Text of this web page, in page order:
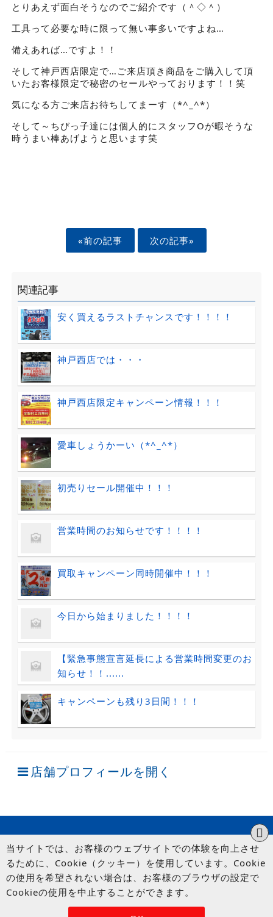
とりあえず面白そうなのでご紹介です（＾◇＾）
工具って必要な時に限って無い事多いですよね…
備えあれば…ですよ！！
そして神戸西店限定で…ご来店頂き商品をご購入して頂
いたお客様限定で秘密のセールやっております！！笑
気になる方ご来店お待ちしてまーす（*^_^*）
そして～ちびっ子達には個人的にスタッフOが暇そうな
時うまい棒あげようと思います笑
«前の記事 次の記事»
関連記事
安く買えるラストチャンスです！！！！
神戸西店では・・・
神戸西店限定キャンペーン情報！！！
愛車しょうかーい（*^_^*）
初売りセール開催中！！！
営業時間のお知らせです！！！！
買取キャンペーン同時開催中！！！
今日から始まりました！！！！
【緊急事態宣言延長による営業時間変更のお
知らせ！！......
キャンペーンも残り3日間！！！
店舗プロフィールを開く
© UP GARAGE GROUP Co., Ltd.
当サイトでは、お客様のウェブサイトでの体験を向上させ
るために、Cookie（クッキー）を使用しています。Cookie
の使用を希望されない場合は、お客様のブラウザの設定で
Cookieの使用を中止することができます。